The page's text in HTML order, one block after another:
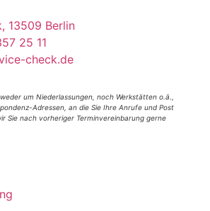
13509 Berlin
25 11
check.de
um Niederlassungen, noch Werkstätten o.ä.,
Adressen, an die Sie Ihre Anrufe und Post
Sie nach vorheriger Terminvereinbarung gerne